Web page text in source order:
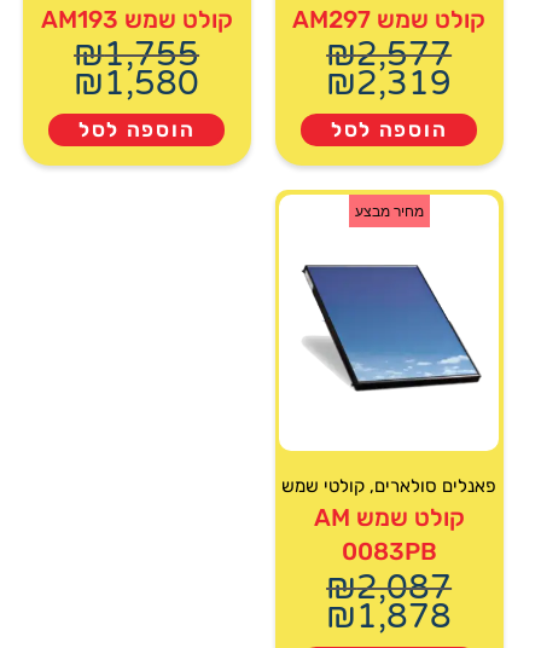
קולט שמש AM297
₪2,577
₪2,319
הוספה לסל
קולט שמש AM193
₪1,755
₪1,580
הוספה לסל
מחיר מבצע
פאנלים סולארים, קולטי שמש
קולט שמש AM
0083PB
₪2,087
₪1,878